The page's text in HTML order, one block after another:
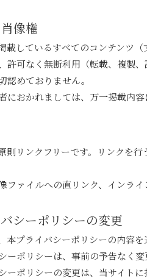
像権
載しているすべてのコンテンツ
許可なく無断利用（転載、複製
認めておりません。
におかれましては、万一掲載内
則リンクフリーです。リンクを
ファイルへの直リンク、インラ
シーポリシーの変更
本プライバシーポリシーの内容を
ーポリシーは、事前の予告なく変
ーポリシーの変更は、当サイト